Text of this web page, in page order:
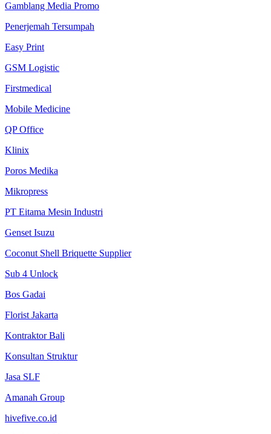
Gamblang Media Promo
Penerjemah Tersumpah
Easy Print
GSM Logistic
Firstmedical
Mobile Medicine
QP Office
Klinix
Poros Medika
Mikropress
PT Eitama Mesin Industri
Genset Isuzu
Coconut Shell Briquette Supplier
Sub 4 Unlock
Bos Gadai
Florist Jakarta
Kontraktor Bali
Konsultan Struktur
Jasa SLF
Amanah Group
hivefive.co.id